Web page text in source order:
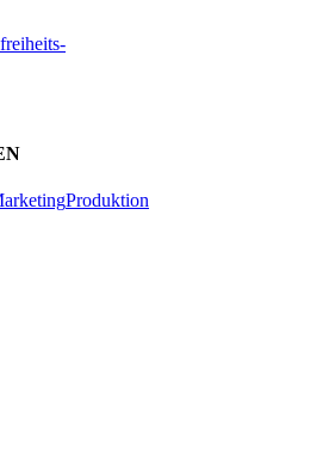
Produktion